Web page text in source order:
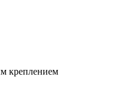
креплением